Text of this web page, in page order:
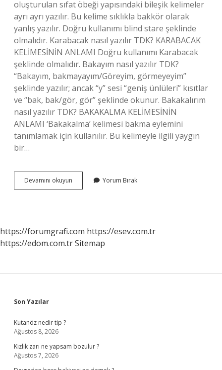
oluşturulan sıfat öbeği yapısındaki bileşik kelimeler
ayrı ayrı yazılır. Bu kelime sıklıkla bakkör olarak
yanlış yazılır. Doğru kullanımı blind stare şeklinde
olmalıdır. Karabacak nasıl yazılır TDK? KARABACAK
KELİMESİNİN ANLAMI Doğru kullanımı Karabacak
şeklinde olmalıdır. Bakayım nasıl yazılır TDK?
“Bakayım, bakmayayım/Göreyim, görmeyeyim”
şeklinde yazılır; ancak “y” sesi “geniş ünlüleri” kısıtlar
ve “bak, bak/gör, gör” şeklinde okunur. Bakakalırım
nasıl yazılır TDK? BAKAKALMA KELİMESİNİN
ANLAMI ‘Bakakalma’ kelimesi bakma eylemini
tanımlamak için kullanılır. Bu kelimeyle ilgili yaygın
bir…
Devamını okuyun Bakakalmak
Nasıl
Yorum Bırak
https://forumgrafi.com https://esev.com.tr
https://edom.com.trSitemap
Sidebar
Son Yazılar
Kutanöz nedir tip ?
Ağustos 8, 2026
Kızlık zarı ne yapsam bozulur ?
Ağustos 7, 2026